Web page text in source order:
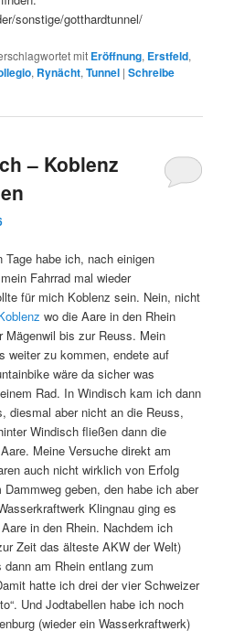
sonstige/gotthardtunnel/
mit Eröffnung, Erstfeld,
, Rynächt,Tunnel |Schreibe
– Koblenz
Tage habe ich, nach einigen
Fahrrad mal wieder
für mich Koblenz sein. Nein, nicht
wo die Aare in den Rhein
bis zur Reuss. Mein
weiter zu kommen, endete auf
wäre da sicher was
Rad. In Windisch kam ich dann
diesmal aber nicht an die Reuss,
Windisch fließen dann die
Meine Versuche direkt am
auch nicht wirklich von Erfolg
geben, den habe ich aber
Klingnau ging es
in den Rhein. Nachdem ich
Zeit das älteste AKW der Welt)
am Rhein entlang zum
hatte ich drei der vier Schweizer
Und Jodtabellen habe ich noch
(wieder ein Wasserkraftwerk)